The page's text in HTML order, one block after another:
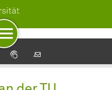
Services